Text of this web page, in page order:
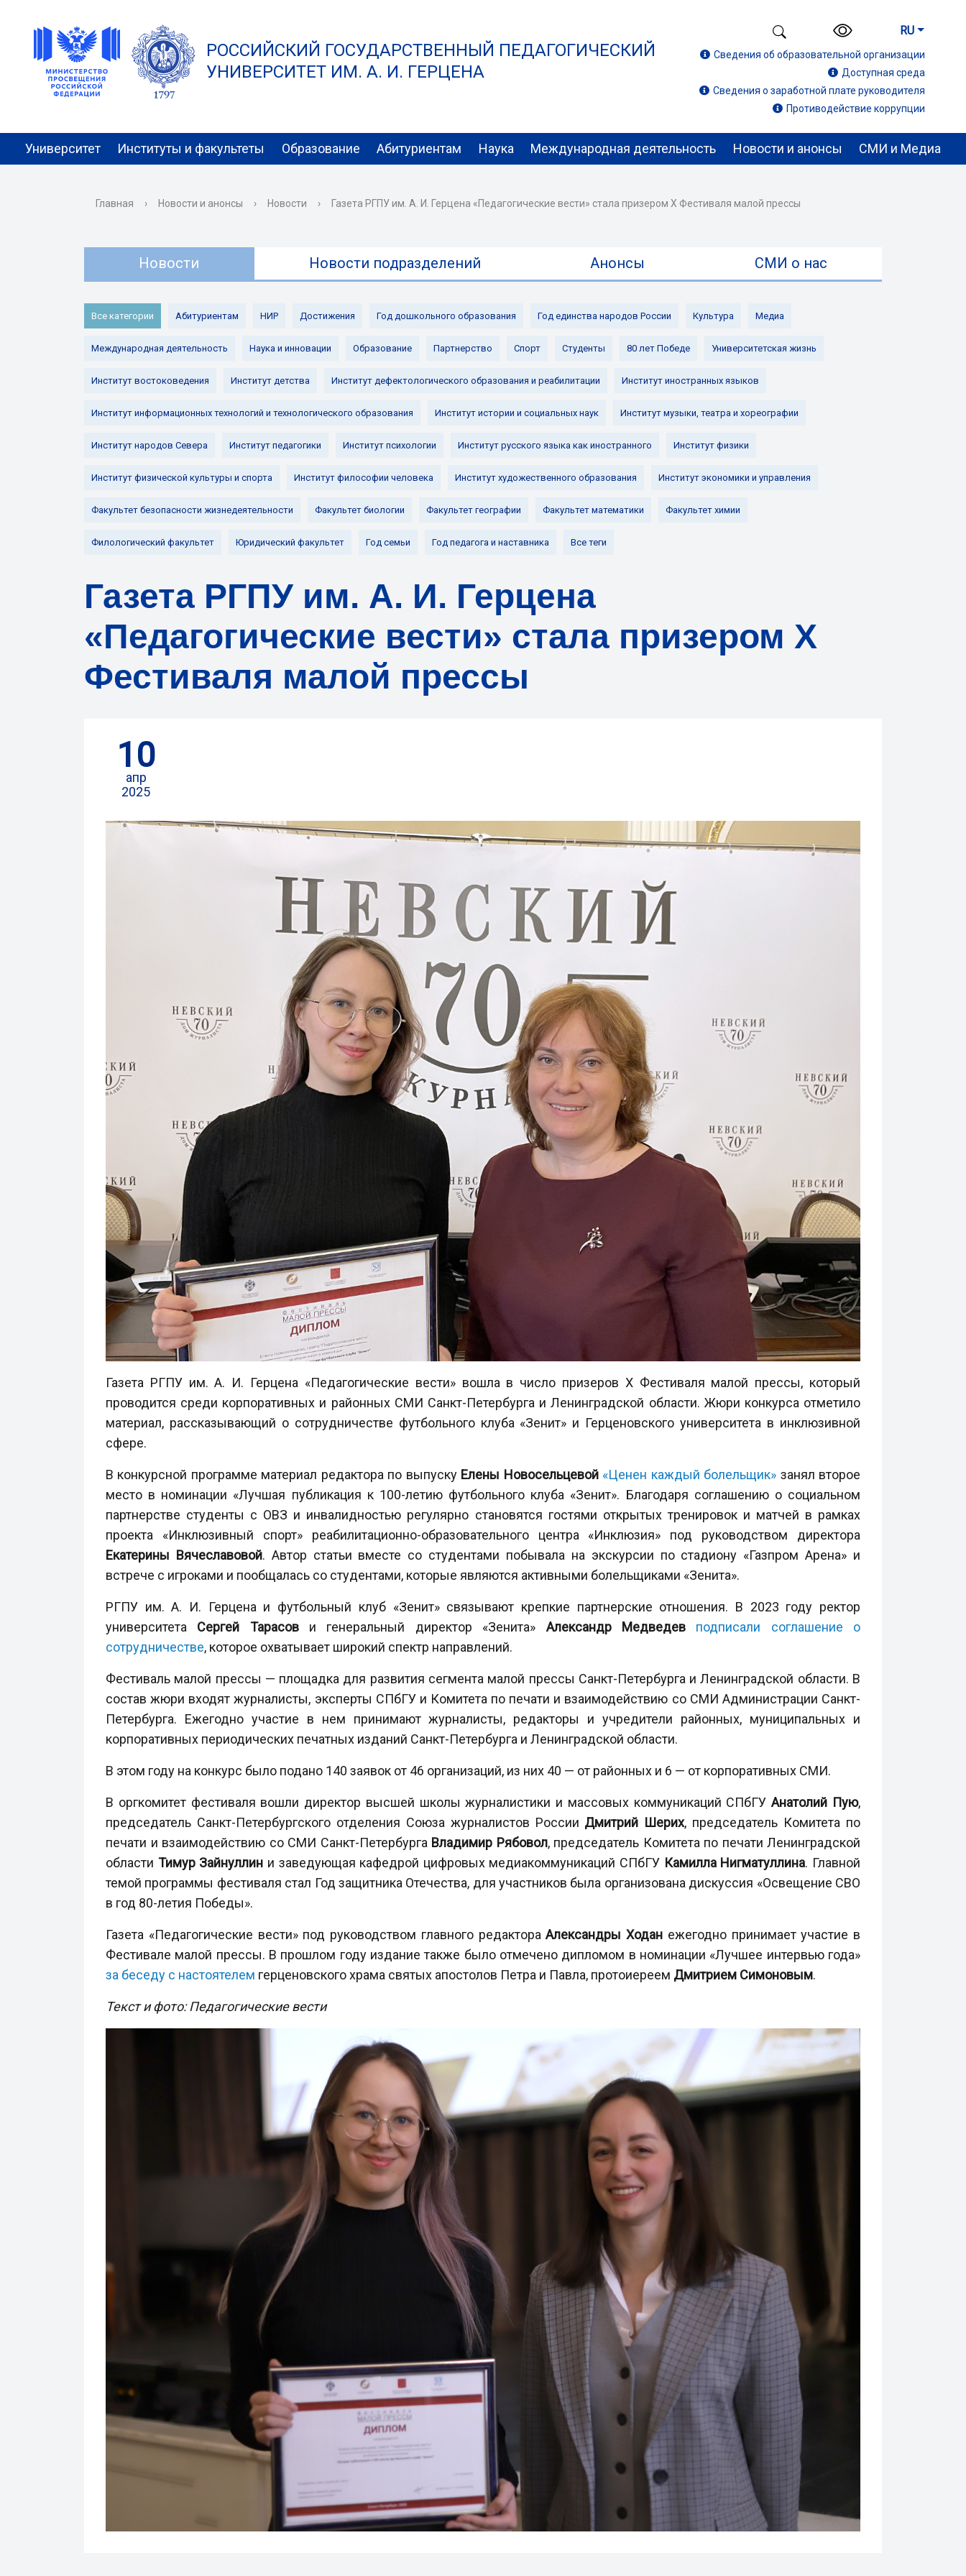
РОССИЙСКИЙ ГОСУДАРСТВЕННЫЙ ПЕДАГОГИЧЕСКИЙ
УНИВЕРСИТЕТ ИМ. А. И. ГЕРЦЕНА
RU
Сведения об образовательной организации
Доступная среда
Сведения о заработной плате руководителя
Противодействие коррупции
Университет Институты и факультеты Образование Абитуриентам Наука Международная деятельность Новости и анонсы СМИ и Медиа
Главная › Новости и анонсы › Новости › Газета РГПУ им. А. И. Герцена «Педагогические вести» стала призером X Фестиваля малой прессы
Новости Новости подразделений Анонсы СМИ о нас
Все категории Абитуриентам НИР Достижения Год дошкольного образования Год единства народов России Культура Медиа
Международная деятельность Наука и инновации Образование Партнерство Спорт Студенты 80 лет Победе Университетская жизнь
Институт востоковедения Институт детства Институт дефектологического образования и реабилитации Институт иностранных языков
Институт информационных технологий и технологического образования Институт истории и социальных наук Институт музыки, театра и хореографии
Институт народов Севера Институт педагогики Институт психологии Институт русского языка как иностранного Институт физики
Институт физической культуры и спорта Институт философии человека Институт художественного образования Институт экономики и управления
Факультет безопасности жизнедеятельности Факультет биологии Факультет географии Факультет математики Факультет химии
Филологический факультет Юридический факультет Год семьи Год педагога и наставника Все теги
Газета РГПУ им. А. И. Герцена
«Педагогические вести» стала призером X
Фестиваля малой прессы
10
апр
2025
Газета РГПУ им. А. И. Герцена «Педагогические вести» вошла в число призеров X Фестиваля малой прессы, который
проводится среди корпоративных и районных СМИ Санкт-Петербурга и Ленинградской области. Жюри конкурса отметило
материал, рассказывающий о сотрудничестве футбольного клуба «Зенит» и Герценовского университета в инклюзивной
сфере.
В конкурсной программе материал редактора по выпуску Елены Новосельцевой «Ценен каждый болельщик» занял второе
место в номинации «Лучшая публикация к 100-летию футбольного клуба «Зенит». Благодаря соглашению о социальном
партнерстве студенты с ОВЗ и инвалидностью регулярно становятся гостями открытых тренировок и матчей в рамках
проекта «Инклюзивный спорт» реабилитационно-образовательного центра «Инклюзия» под руководством директора
Екатерины Вячеславовой. Автор статьи вместе со студентами побывала на экскурсии по стадиону «Газпром Арена» и
встрече с игроками и пообщалась со студентами, которые являются активными болельщиками «Зенита».
РГПУ им. А. И. Герцена и футбольный клуб «Зенит» связывают крепкие партнерские отношения. В 2023 году ректор
университета Сергей Тарасови генеральный директор «Зенита» Александр Медведев
подписали соглашение о
сотрудничестве, которое охватывает широкий спектр направлений.
Фестиваль малой прессы — площадка для развития сегмента малой прессы Санкт-Петербурга и Ленинградской области. В
состав жюри входят журналисты, эксперты СПбГУ и Комитета по печати и взаимодействию со СМИ Администрации Санкт-
Петербурга. Ежегодно участие в нем принимают журналисты, редакторы и учредители районных, муниципальных и
корпоративных периодических печатных изданий Санкт-Петербурга и Ленинградской области.
В этом году на конкурс было подано 140 заявок от 46 организаций, из них 40 — от районных и 6 — от корпоративных СМИ.
В оргкомитет фестиваля вошли директор высшей школы журналистики и массовых коммуникаций СПбГУАнатолий Пую,
председатель Санкт-Петербургского отделения Союза журналистов России Дмитрий Шерих, председатель Комитета по
печати и взаимодействию со СМИ Санкт-Петербурга Владимир Рябовол, председатель Комитета по печати Ленинградской
области Тимур Зайнуллин и заведующая кафедрой цифровых медиакоммуникаций СПбГУ Камилла Нигматуллина. Главной
темой программы фестиваля стал Год защитника Отечества, для участников была организована дискуссия «Освещение СВО
в год 80-летия Победы».
Газета «Педагогические вести» под руководством главного редактораАлександры Ходан ежегодно принимает участие в
Фестивале малой прессы. В прошлом году издание также было отмечено дипломом в номинации «Лучшее интервью года»
за беседу с настоятелем герценовского храма святых апостолов Петра и Павла, протоиереем Дмитрием Симоновым.
Текст и фото: Педагогические вести